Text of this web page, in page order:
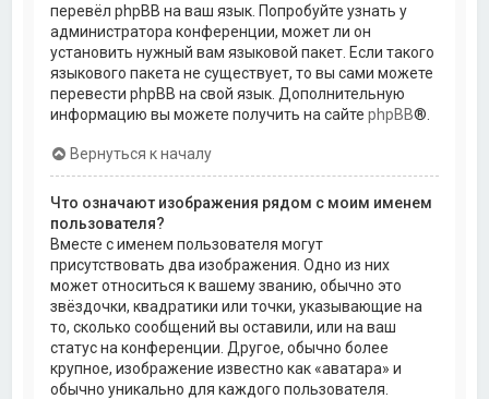
перевёл phpBB на ваш язык. Попробуйте узнать у
администратора конференции, может ли он
установить нужный вам языковой пакет. Если такого
языкового пакета не существует, то вы сами можете
перевести phpBB на свой язык. Дополнительную
информацию вы можете получить на сайтеphpBB®.
Вернуться к началу
Что означают изображения рядом с моим именем
пользователя?
Вместе с именем пользователя могут
присутствовать два изображения. Одно из них
может относиться к вашему званию, обычно это
звёздочки, квадратики или точки, указывающие на
то, сколько сообщений вы оставили, или на ваш
статус на конференции. Другое, обычно более
крупное, изображение известно как «аватара» и
обычно уникально для каждого пользователя.